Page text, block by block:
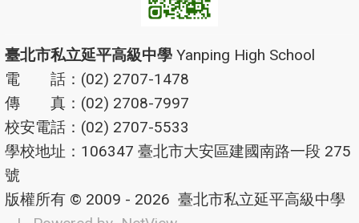
臺北市私立延平高級中學 Yanping High School
電 話：(02) 2707-1478
傳 真：(02) 2708-7997
校安電話：(02) 2707-5533
學校地址：106347 臺北市大安區建國南路一段 275
號
版權所有 © 2009 - 2026 臺北市私立延平高級中學